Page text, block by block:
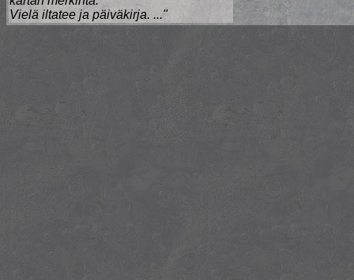
Vielä iltatee ja päiväkirja. ..."